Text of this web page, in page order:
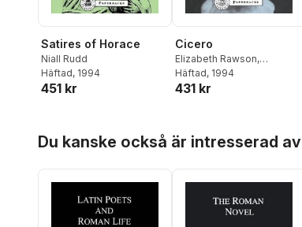
Satires of Horace
Niall Rudd
Häftad, 1994
451 kr
Cicero
Elizabeth Rawson,
Elizabeth Rawson
Häftad, 1994
431 kr
Du kanske också är intresserad av